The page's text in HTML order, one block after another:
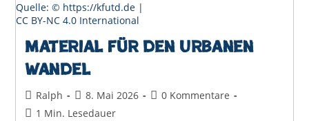
Quelle: © https://kfutd.de |
CC BY-NC 4.0 International
Material für den Urbanen
Wandel
Beitrags-
Autor:
Ralph
Beitrag
veröffentlicht:
8. Mai 2026
Beitrags-
0 Kommentare
Lesedauer:
1 Min. Lesedauer